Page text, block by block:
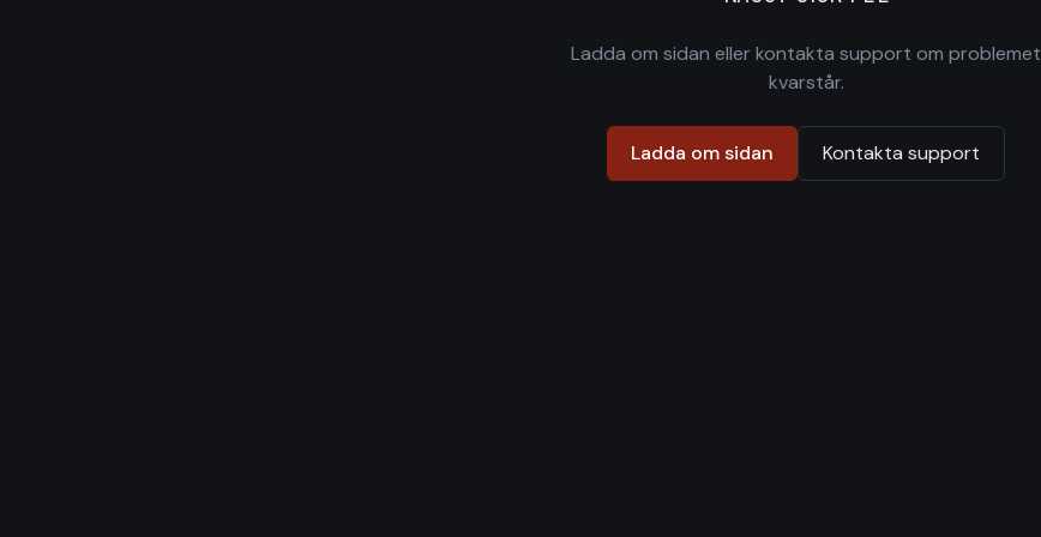
Ladda om sidan eller kontakta support om problemet
kvarstår.
Ladda om sidan Kontakta support